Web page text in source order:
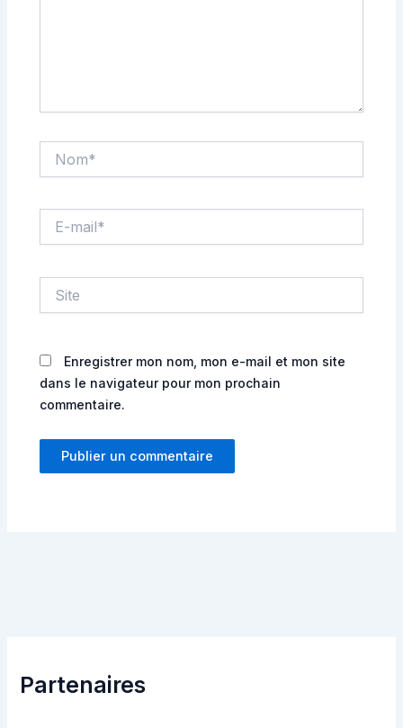
mail*
Enregistrer mon nom, mon e-mail et mon site
dans le navigateur pour mon prochain
commentaire.
Partenaires